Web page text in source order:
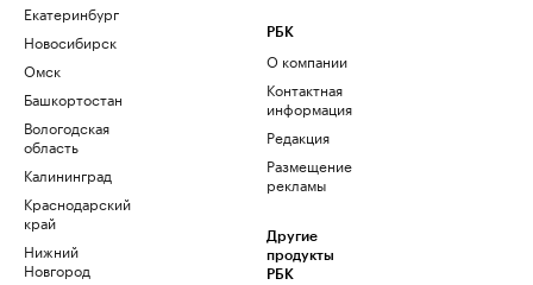
Екатеринбург
Новосибирск
Омск
Башкортостан
Вологодская
область
Калининград
Краснодарский
край
Нижний
Новгород
РБК
О компании
Контактная
информация
Редакция
Размещение
рекламы
Другие
продукты
РБК